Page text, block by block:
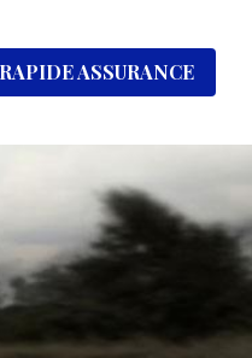
ASSURANCE